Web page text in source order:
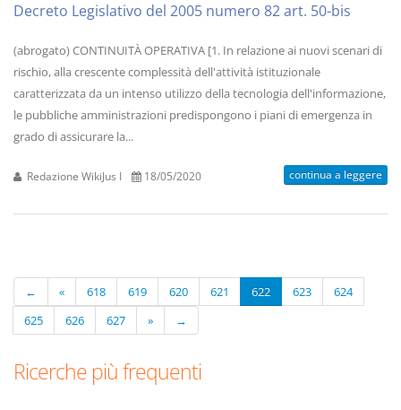
Decreto Legislativo del 2005 numero 82 art. 50-bis
(abrogato) CONTINUITÀ OPERATIVA [1. In relazione ai nuovi scenari di
rischio, alla crescente complessità dell'attività istituzionale
caratterizzata da un intenso utilizzo della tecnologia dell'informazione,
le pubbliche amministrazioni predispongono i piani di emergenza in
grado di assicurare la...
Redazione WikiJus I 18/05/2020 continua a leggere
← « 618 619 620 621 622 623
624
625
626 627 » →
Ricerche più frequenti